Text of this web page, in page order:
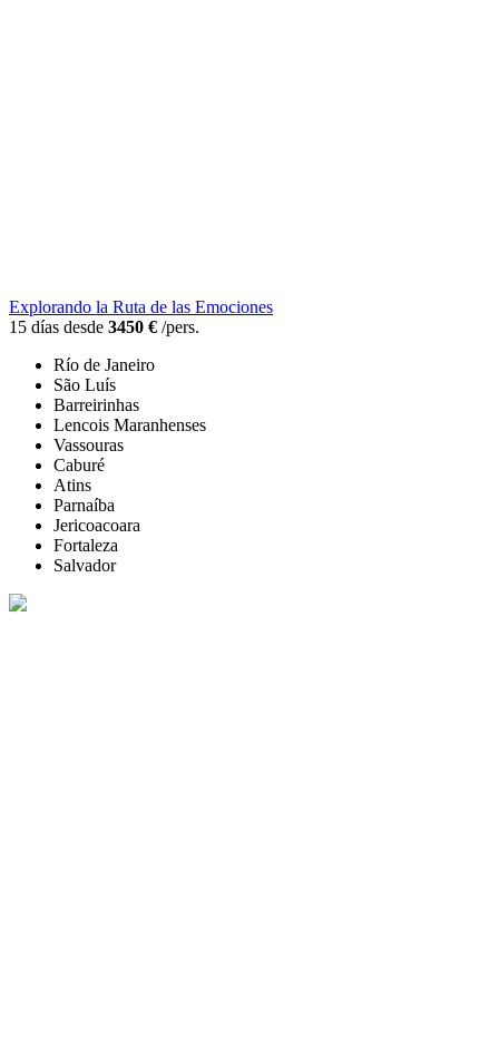
Explorando la Ruta de las Emociones
15 días desde 3450 € /pers.
Río de Janeiro
São Luís
Barreirinhas
Lencois Maranhenses
Vassouras
Caburé
Atins
Parnaíba
Jericoacoara
Fortaleza
Salvador